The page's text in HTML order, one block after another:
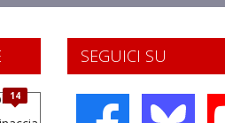
SEGUICI SU
14